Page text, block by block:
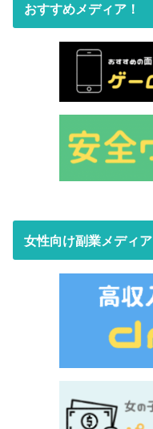
おすすめメディア！
女性向け副業メディア